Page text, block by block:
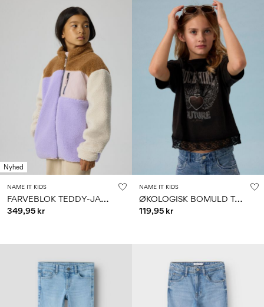
Nyhed
NAME IT KIDS
F
ARVEBLOK TEDDY-JAKKE
349,95 kr
NAME IT KIDS
Ø
KOLOGISK BOMULD T-SHIRT
119,95 kr